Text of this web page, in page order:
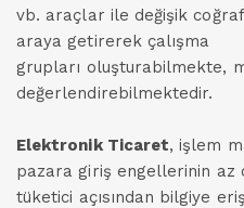
vb. araçlar ile değişik
araya getirerek çalışma
grupları oluşturabilmekte,
değerlendirebilmektedir.
Elektronik Ticaret, işlem
pazara giriş engellerinin az
tüketici açısından bilgiye